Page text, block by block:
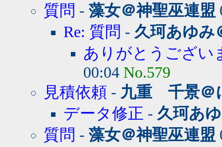
質問 - 藻女＠神聖巫連盟
Re: 質問 - 久珂あゆみ
ありがとうござい
00:04 No.579
見積依頼 - 九重 千景＠
データ修正 - 久珂あ
質問 - 藻女＠神聖巫連盟